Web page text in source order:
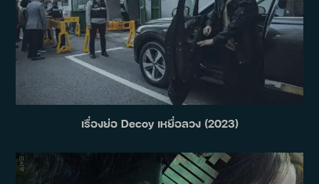
เรื่องย่อ Decoy เหยื่อลวง (2023)